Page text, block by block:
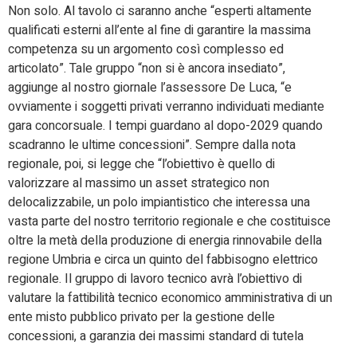
Non solo. Al tavolo ci saranno anche “esperti altamente
qualificati esterni all’ente al fine di garantire la massima
competenza su un argomento così complesso ed
articolato”. Tale gruppo “non si è ancora insediato”,
aggiunge al nostro giornale l’assessore De Luca, “e
ovviamente i soggetti privati verranno individuati mediante
gara concorsuale. I tempi guardano al dopo-2029 quando
scadranno le ultime concessioni”. Sempre dalla nota
regionale, poi, si legge che “l’obiettivo è quello di
valorizzare al massimo un asset strategico non
delocalizzabile, un polo impiantistico che interessa una
vasta parte del nostro territorio regionale e che costituisce
oltre la metà della produzione di energia rinnovabile della
regione Umbria e circa un quinto del fabbisogno elettrico
regionale. Il gruppo di lavoro tecnico avrà l’obiettivo di
valutare la fattibilità tecnico economico amministrativa di un
ente misto pubblico privato per la gestione delle
concessioni, a garanzia dei massimi standard di tutela